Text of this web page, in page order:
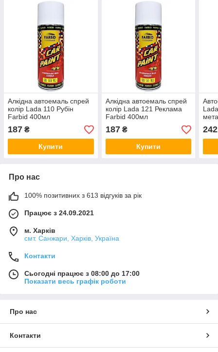
Алкідна автоемаль спрей
колір Lada 110 Рубін
Farbid 400мл
187 ₴
Купити
Алкідна автоемаль спрей
колір Lada 121 Реклама
Farbid 400мл
187₴
Купити
242
Про нас
100% позитивних з 613 відгуків за рік
Працює з 24.09.2021
м. Харків
смт. Санжари, Харків, Україна
Контакти
Сьогодні працює з 08:00 до 17:00
Показати весь графік роботи
Про нас
Контакти